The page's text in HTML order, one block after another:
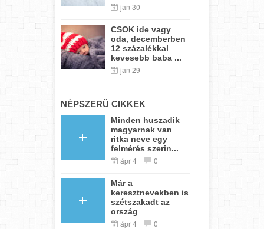
jan 30
CSOK ide vagy
oda, decemberben
12 százalékkal
kevesebb baba ...
jan 29
NÉPSZERŰ CIKKEK
Minden huszadik
magyarnak van
ritka neve egy
felmérés szerin...
ápr 4 0
Már a
keresztnevekben is
szétszakadt az
ország
ápr 4 0